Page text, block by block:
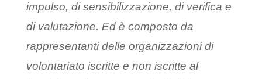
impulso, di sensibilizzazione, di verifica e
di valutazione. Ed è composto da
rappresentanti delle organizzazioni di
volontariato iscritte e non iscritte al